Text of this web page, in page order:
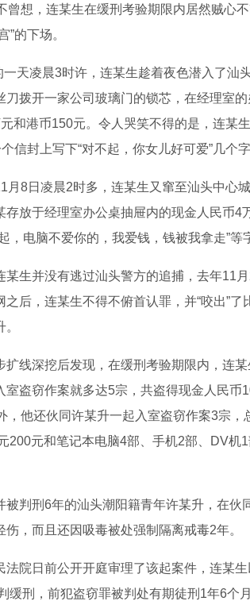
曾想，连某生在缓刑考验期限内居然贼心
”的下场。
凌晨3时许，连某生趁着夜色潜入了汕
刀拨开一家公司玻璃门的锁芯，在经理室
和港币150元。令人哭笑不得的是，连某
信封上写下“对不起，你女儿好可爱”几个
8日凌晨2时多，连某生又窜至汕头中心
存放于经理室办公桌抽屉内的现金人民币4
，电脑不爱你的，我爱钱，钱被我拿走”等
并没有逃过汕头警方的追捕，去年11月
之后，连某生不得不俯首认罪，并“咬出”了
深挖后发现，在缓刑考验期限内，连某
室盗窃作案就多达5宗，共盗得现金人民币
，他还伙同许某升一起入室盗窃作案3宗，
200元和笔记本电脑4部、手机2部、DV机
刑6年的汕头潮阳籍青年许某升，在伙
，而且还因吸毒被处强制隔离戒毒2年。
日前公开开庭审理了该起案件，连某生
缓刑，前犯盗窃罪被判处有期徒刑1年6个